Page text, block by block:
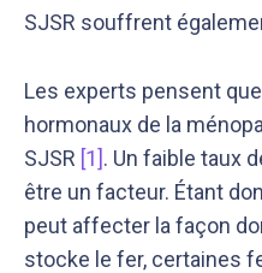
SJSR souffrent
Les experts pensent
hormonaux de la
SJSR [1]. Un faible taux
être un facteur. Étant
peut affecter la façon
stocke le fer, certaines